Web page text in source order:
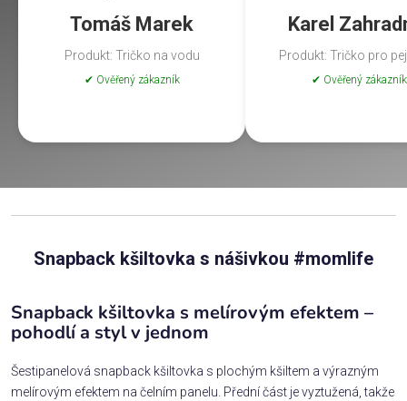
Tomáš Marek
Produkt: Tričko na vodu
✔ Ověřený zákazník
Karel
Produkt: Tričko pro
✔ Ověřený zákazník
Snapback kšiltovka s nášivkou #momlife
Snapback kšiltovka s melírovým efektem –
pohodlí a styl v jednom
Šestipanelová snapback kšiltovka s plochým kšiltem a výrazným
melírovým efektem na čelním panelu. Přední část je vyztužená, takže